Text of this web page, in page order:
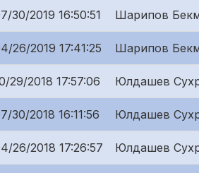
30/2019 16:50:51 Шарипов
26/2019 17:41:25 Шарипов
29/2018 17:57:06 Юлдашев
30/2018 16:11:56 Юлдашев
26/2018 17:26:57 Юлдашев